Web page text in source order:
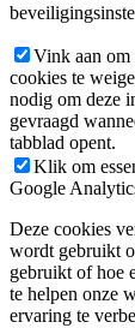
Vink aan om
cookies te
nodig om deze
gevraagd
tabblad opent.
Klik om
Google
Deze cookies
wordt gebruikt
gebruikt of hoe
te helpen onze
ervaring te